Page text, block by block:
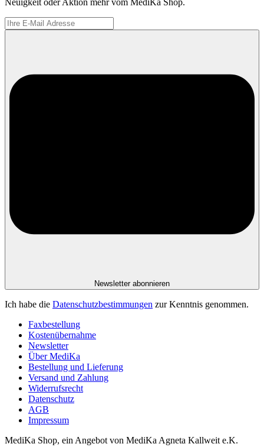
Newsletter abonnieren
Ich habe die Datenschutzbestimmungen zur Kenntnis genommen.
Faxbestellung
Kostenübernahme
Newsletter
Über MediKa
Bestellung und Lieferung
Versand und Zahlung
Widerrufsrecht
Datenschutz
AGB
Impressum
MediKa Shop, ein Angebot von MediKa Agneta Kallweit e.K.